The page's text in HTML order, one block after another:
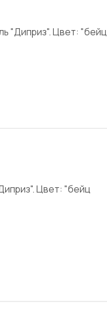
"Диприз". Цвет: "бейц
Цвет: "бейц